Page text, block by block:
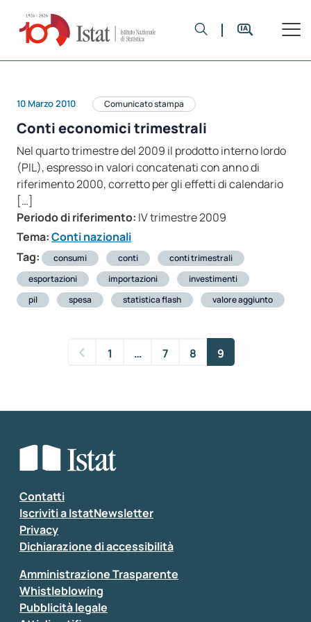
10 Marzo 2010 Comunicato stampa
Conti economici trimestrali
Nel quarto trimestre del 2009 il prodotto interno lordo
(PIL), espresso in valori concatenati con anno di
riferimento 2000, corretto per gli effetti di calendario
[…]
Periodo di riferimento: IV trimestre 2009
Tema:Conti nazionali
Tag:
consumi conti
conti trimestrali
esportazioni
importazioni
investimenti
pil
spesa statistica flash valore aggiunto
1 … 7 8 9
Contatti
Iscriviti a IstatNewsletter
Privacy
Dichiarazione di accessibilità
Amministrazione Trasparente
Whistleblowing
Pubblicità legale